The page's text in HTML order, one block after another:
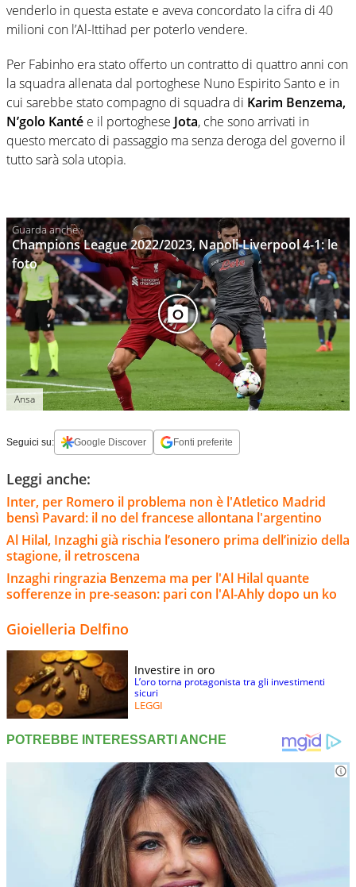
venderlo in questa estate e aveva concordato la cifra di 40
milioni con l’Al-Ittihad per poterlo vendere.
Per Fabinho era stato offerto un contratto di quattro anni con
la squadra allenata dal portoghese Nuno Espirito Santo e in
cui sarebbe stato compagno di squadra di Karim Benzema,
N’golo Kanté e il portoghese Jota, che sono arrivati in
questo mercato di passaggio ma senza deroga del governo il
tutto sarà sola utopia.
Champions League 2022/2023, Napoli-Liverpool 4-1: le
foto
Ansa
Seguici su: Google Discover Fonti preferite
Leggi anche:
Inter, per Romero il problema non è l'Atletico Madrid
bensì Pavard: il no del francese allontana l'argentino
Al Hilal, Inzaghi già rischia l’esonero prima dell’inizio della
stagione, il retroscena
Inzaghi ringrazia Benzema ma per l'Al Hilal quante
sofferenze in pre-season: pari con l'Al-Ahly dopo un ko
Gioielleria Delfino
Investire in oro
L’oro torna protagonista tra gli investimenti
sicuri
LEGGI